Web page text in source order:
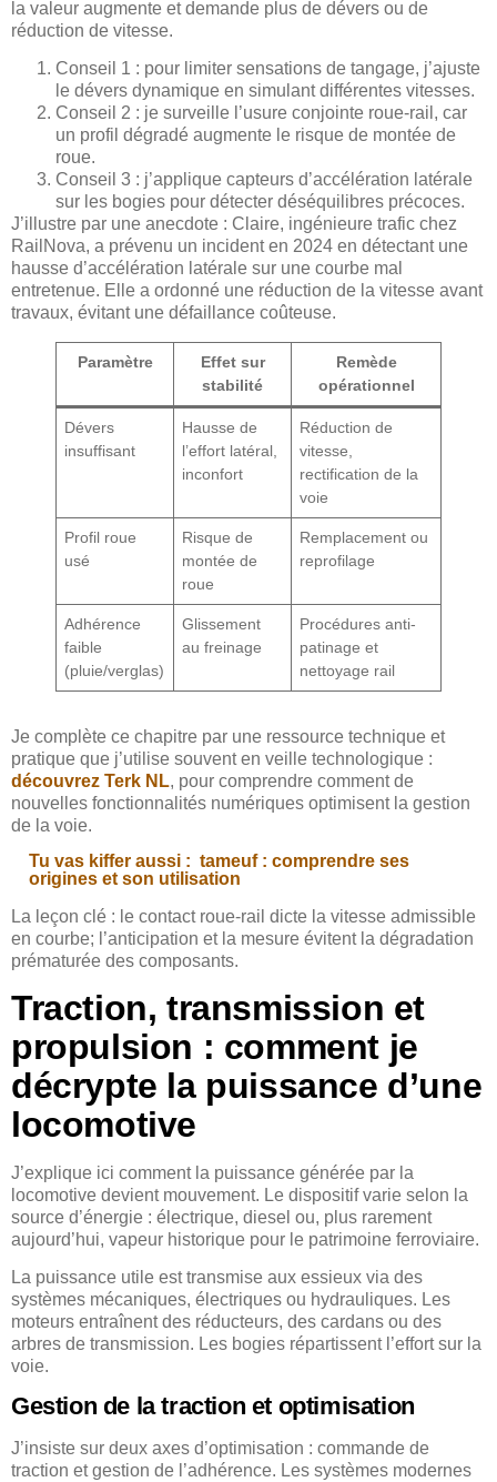
la valeur augmente et demande plus de dévers ou de
réduction de vitesse.
Conseil 1 : pour limiter sensations de tangage, j’ajuste
le dévers dynamique en simulant différentes vitesses.
Conseil 2 : je surveille l’usure conjointe roue-rail, car
un profil dégradé augmente le risque de montée de
roue.
Conseil 3 : j’applique capteurs d’accélération latérale
sur les bogies pour détecter déséquilibres précoces.
J’illustre par une anecdote : Claire, ingénieure trafic chez
RailNova, a prévenu un incident en 2024 en détectant une
hausse d’accélération latérale sur une courbe mal
entretenue. Elle a ordonné une réduction de la vitesse avant
travaux, évitant une défaillance coûteuse.
Paramètre
Effet sur
stabilité
Remède
opérationnel
Dévers
insuffisant
Hausse de
l’effort latéral,
inconfort
Réduction de
vitesse,
rectification de la
voie
Profil roue
usé
Risque de
montée de
roue
Remplacement ou
reprofilage
Adhérence
faible
(pluie/verglas)
Glissement
au freinage
Procédures anti-
patinage et
nettoyage rail
Je complète ce chapitre par une ressource technique et
pratique que j’utilise souvent en veille technologique :
découvrez Terk NL, pour comprendre comment de
nouvelles fonctionnalités numériques optimisent la gestion
de la voie.
Tu vas kiffer aussi : tameuf : comprendre ses
origines et son utilisation
La leçon clé : le contact roue-rail dicte la vitesse admissible
en courbe; l’anticipation et la mesure évitent la dégradation
prématurée des composants.
Traction, transmission et
propulsion : comment je
décrypte la puissance d’une
locomotive
J’explique ici comment la puissance générée par la
locomotive devient mouvement. Le dispositif varie selon la
source d’énergie : électrique, diesel ou, plus rarement
aujourd’hui, vapeur historique pour le patrimoine ferroviaire.
La puissance utile est transmise aux essieux via des
systèmes mécaniques, électriques ou hydrauliques. Les
moteurs entraînent des réducteurs, des cardans ou des
arbres de transmission. Les bogies répartissent l’effort sur la
voie.
Gestion de la traction et optimisation
J’insiste sur deux axes d’optimisation : commande de
traction et gestion de l’adhérence. Les systèmes modernes